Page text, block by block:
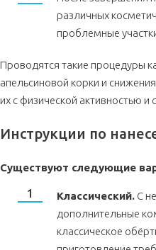
различных
проблемные
Проводятся такие процедуры
апельсиновой корки и
их с физической активностью
Инструкции по
Существуют следующие
Классический. С
дополнительные
классическое